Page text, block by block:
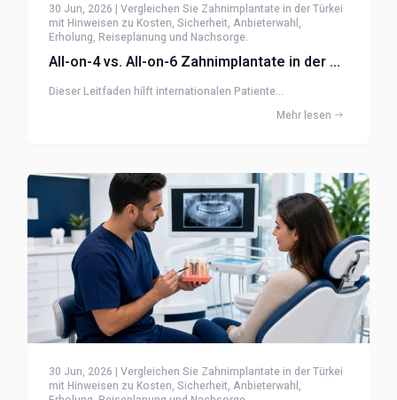
30 Jun, 2026 | Vergleichen Sie Zahnimplantate in der Türkei
mit Hinweisen zu Kosten, Sicherheit, Anbieterwahl,
Erholung, Reiseplanung und Nachsorge.
All-on-4 vs. All-on-6 Zahnimplantate in der Türkei
Dieser Leitfaden hilft internationalen Patiente...
Mehr lesen
30 Jun, 2026 | Vergleichen Sie Zahnimplantate in der Türkei
mit Hinweisen zu Kosten, Sicherheit, Anbieterwahl,